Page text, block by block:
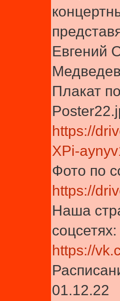
Евгений
Плакат
https://
XPi-
Фото по
https://
Наша
соцсетях:
https://
01.12.22